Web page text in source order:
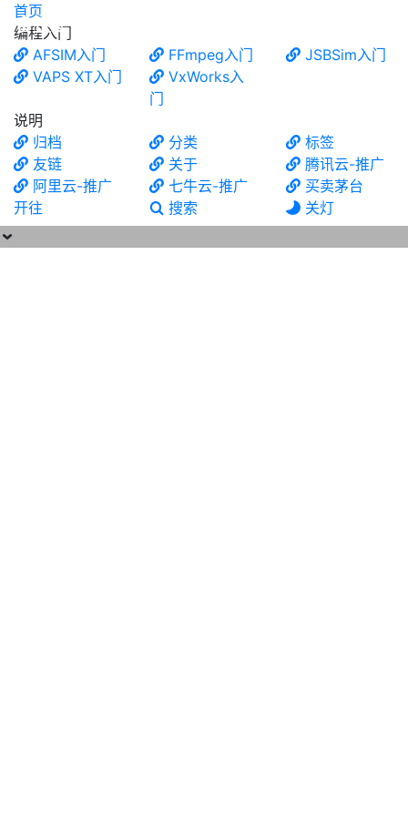
食铁兽
首页
编程入门
AFSIM入门
FFmpeg入门
JSBSim入门
VAPS XT入门
VxWorks入
门
说明
归档
分类
标签
友链
关于
腾讯云-推广
阿里云-推广
七牛云-推广
买卖茅台
开往
搜索 关灯